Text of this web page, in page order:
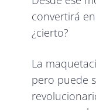
convertirá
¿cierto?
La
pero puede